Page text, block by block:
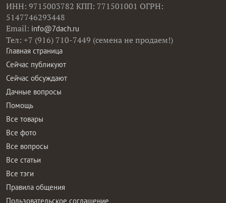
ИНН: 9715003782 КПП: 771501001 ОГРН:
5147746293448
Email: info@7dach.ru
Тел: +7 (916) 710-7449 (семена не продаем!)
Главная страница
Сейчас публикуют
Сейчас обсуждают
Дачные вопросы
Помощь
Все товары
Все фото
Все вопросы
Все статьи
Все тэги
Правила общения
Пользовательское соглашение